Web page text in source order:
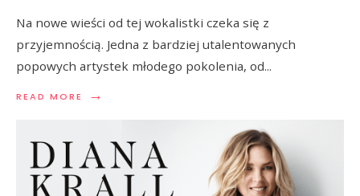
Na nowe wieści od tej wokalistki czeka się z
przyjemnością. Jedna z bardziej utalentowanych
popowych artystek młodego pokolenia, od...
READ MORE →